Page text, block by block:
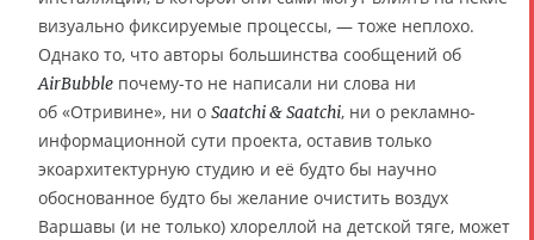
визуально фиксируемые процессы, — тоже неплохо.
Однако то, что авторы большинства сообщений об
AirBubble почему-то не написали ни слова ни
об «Отривине», ни о Saatchi & Saatchi, ни о рекламно-
информационной сути проекта, оставив только
экоархитектурную студию и её будто бы научно
обоснованное будто бы желание очистить воздух
Варшавы (и не только) хлореллой на детской тяге, может